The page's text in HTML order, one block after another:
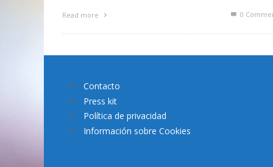
Read more 0
Contacto
Press kit
Política de privacidad
Información sobre Cookies